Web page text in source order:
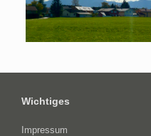
Wichtiges
Impressum